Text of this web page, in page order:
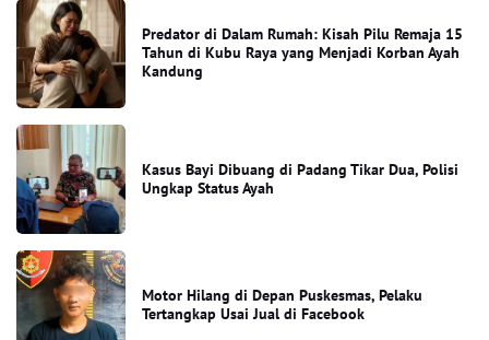
Predator di Dalam Rumah: Kisah Pilu Remaja 15
Tahun di Kubu Raya yang Menjadi Korban Ayah
Kandung
Kasus Bayi Dibuang di Padang Tikar Dua, Polisi
Ungkap Status Ayah
Motor Hilang di Depan Puskesmas, Pelaku
Tertangkap Usai Jual di Facebook